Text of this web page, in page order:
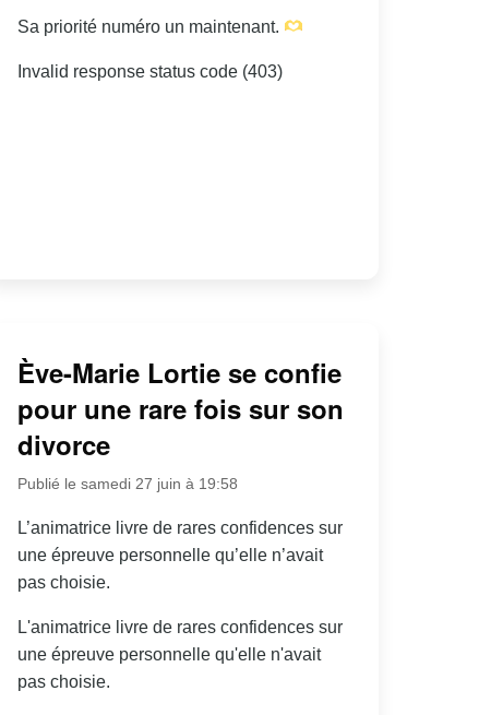
Sa priorité numéro un maintenant.
Invalid response status code (403)
Ève-Marie Lortie se confie
pour une rare fois sur son
divorce
Publié le samedi 27 juin à 19:58
L’animatrice livre de rares confidences sur
une épreuve personnelle qu’elle n’avait
pas choisie.
L'animatrice livre de rares confidences sur
une épreuve personnelle qu'elle n'avait
pas choisie.